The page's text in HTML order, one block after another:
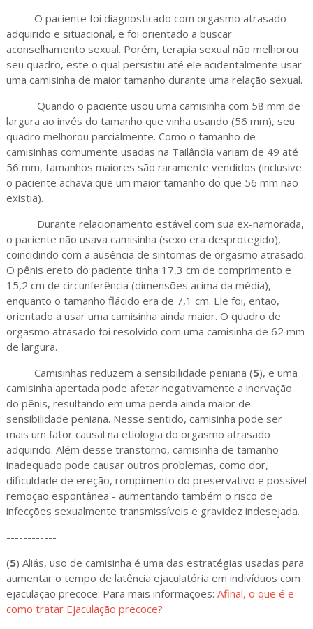
O paciente foi diagnosticado com orgasmo atrasado
adquirido e situacional, e foi orientado a buscar
aconselhamento sexual. Porém, terapia sexual não melhorou
seu quadro, este o qual persistiu até ele acidentalmente usar
uma camisinha de maior tamanho durante uma relação sexual.
Quando o paciente usou uma camisinha com 58 mm de
largura ao invés do tamanho que vinha usando (56 mm), seu
quadro melhorou parcialmente. Como o tamanho de
camisinhas comumente usadas na Tailândia variam de 49 até
56 mm, tamanhos maiores são raramente vendidos (inclusive
o paciente achava que um maior tamanho do que 56 mm não
existia).
Durante relacionamento estável com sua ex-namorada,
o paciente não usava camisinha (sexo era desprotegido),
coincidindo com a ausência de sintomas de orgasmo atrasado.
O pênis ereto do paciente tinha 17,3 cm de comprimento e
15,2 cm de circunferência (dimensões acima da média),
enquanto o tamanho flácido era de 7,1 cm. Ele foi, então,
orientado a usar uma camisinha ainda maior. O quadro de
orgasmo atrasado foi resolvido com uma camisinha de 62 mm
de largura.
Camisinhas reduzem a sensibilidade peniana (5), e uma
camisinha apertada pode afetar negativamente a inervação
do pênis, resultando em uma perda ainda maior de
sensibilidade peniana. Nesse sentido, camisinha pode ser
mais um fator causal na etiologia do orgasmo atrasado
adquirido. Além desse transtorno, camisinha de tamanho
inadequado pode causar outros problemas, como dor,
dificuldade de ereção, rompimento do preservativo e possível
remoção espontânea - aumentando também o risco de
infecções sexualmente transmissíveis e gravidez indesejada.
------------
(5) Aliás, uso de camisinha é uma das estratégias usadas para
aumentar o tempo de latência ejaculatória em indivíduos com
ejaculação precoce. Para mais informações: Afinal, o que é e
como tratar Ejaculação precoce?